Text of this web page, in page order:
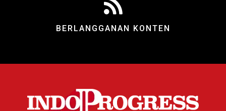
BERLANGGANAN KONTEN